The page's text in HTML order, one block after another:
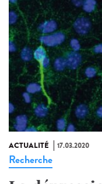
ACTUALITÉ 17.03.2020
Recherche